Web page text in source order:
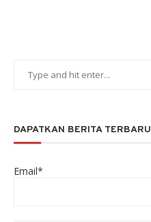
DAPATKAN BERITA TERBARU
Email*